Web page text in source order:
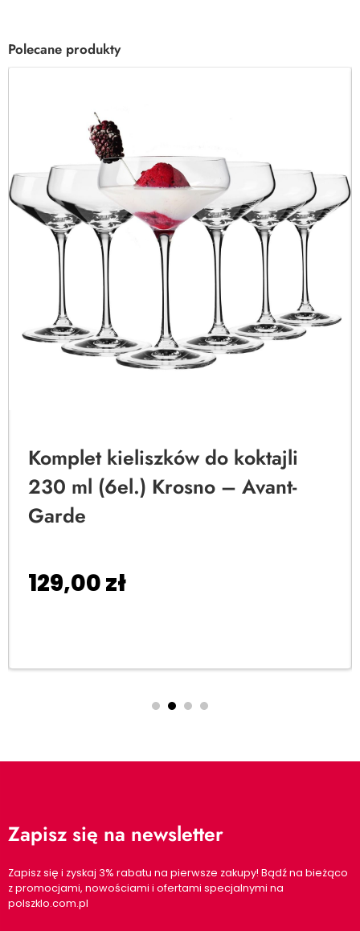
Polecane produkty
Komplet kieliszków do koktajli
230 ml (6el.) Krosno – Avant-
Garde
129,00zł
Zapisz się na newsletter
Zapisz się i zyskaj 3% rabatu na pierwsze zakupy! Bądź na bieżąco
z promocjami, nowościami i ofertami specjalnymi na
polszklo.com.pl